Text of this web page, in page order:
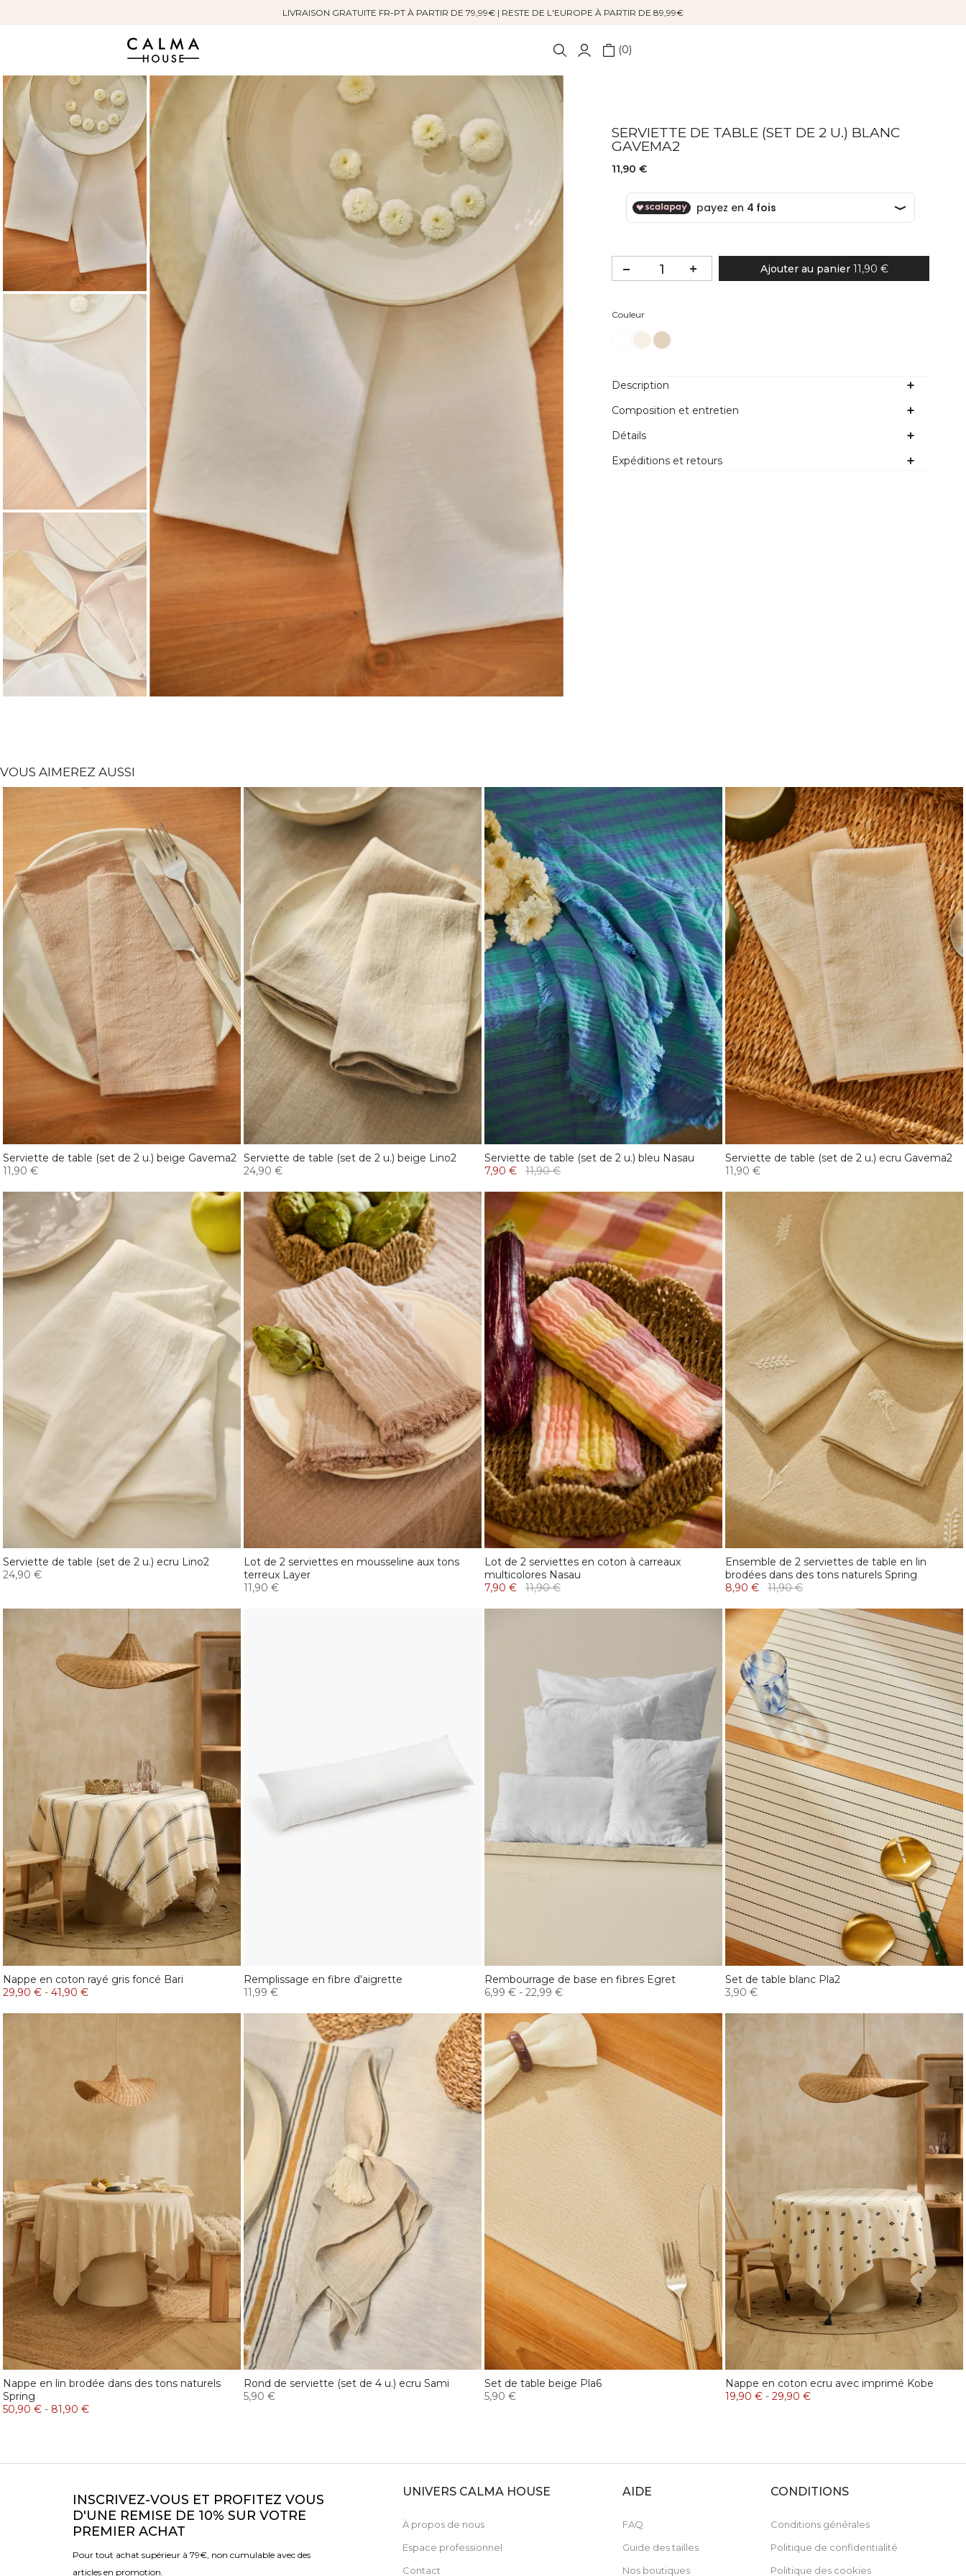
LIVRAISON GRATUITE FR-PT À PARTIR DE 79,99€ | RESTE DE L'EUROPE À PARTIR DE 89,99€
0
SERVIETTE DE TABLE (SET DE 2 U.) BLANC
GAVEMA2
11,90 €
CouleurCouleur
Ajouter au panier 11,90 €
Description
Composition et entretien
Détails
Expéditions et retours
VOUS AIMEREZ AUSSI
Serviette de table (set de 2 u.) beige Gavema2
11,90 €
Serviette de table (set de 2 u.) beige Lino2
24,90 €
Serviette de table (set de 2 u.) bleu Nasau
7,90 €
11,90 €
Serviette de table (set de 2 u.) ecru Gavema2
11,90 €
Serviette de table (set de 2 u.) ecru Lino2
24,90 €
Lot de 2 serviettes en mousseline aux tons
terreux Layer
11,90 €
Lot de 2 serviettes en coton à carreaux
multicolores Nasau
7,90 €
11,90 €
Ensemble de 2 serviettes de table en lin
brodées dans des tons naturels Spring
8,90 €
11,90 €
Nappe en coton rayé gris foncé Bari
29,90 € - 41,90 €
Remplissage en fibre d'aigrette
11,99 €
Rembourrage de base en fibres Egret
6,99 € - 22,99 €
Set de table blanc Pla2
3,90 €
Nappe en lin brodée dans des tons naturels
Spring
50,90 € - 81,90 €
Rond de serviette (set de 4 u.) ecru Sami
5,90 €
Set de table beige Pla6
5,90 €
Nappe en coton ecru avec imprimé Kobe
19,90 € - 29,90 €
INSCRIVEZ-VOUS ET PROFITEZ VOUS
D'UNE REMISE DE 10% SUR VOTRE
PREMIER ACHAT
Pour tout achat supérieur à 79€, non cumulable avec des
articles en promotion.
UNIVERS CALMA HOUSE
À propos de nous
Espace professionnel
Contact
AIDE
FAQ
Guide des tailles
Nos boutiques
CONDITIONS
Conditions générales
Politique de confidentialité
Politique des cookies